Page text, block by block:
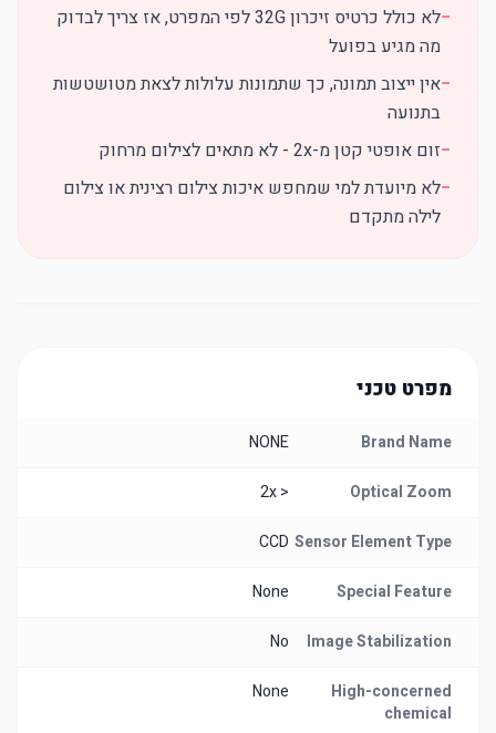
−
לא כולל כרטיס זיכרון 32G לפי המפרט, אז צריך לבדוק
מה מגיע בפועל
−אין ייצוב תמונה, כך שתמונות עלולות לצאת מטושטשות
בתנועה
−זום אופטי קטן מ-2x - לא מתאים לצילום מרחוק
−לא מיועדת למי שמחפש איכות צילום רצינית או צילום
לילה מתקדם
מפרט טכני
Brand Name
NONE
Optical Zoom
< 2x
Sensor Element Type
CCD
Special Feature
None
Image Stabilization
No
High-concerned
chemical
None